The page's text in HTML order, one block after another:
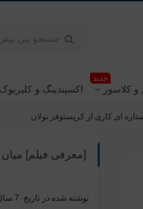
و کلاسور
جدید
اکسپندینگ و کلیربوک
ای کاری از کریستوفر نولان
[معرفی فیلم] میان
نوشته شده در تاریخ 7 سال پیش